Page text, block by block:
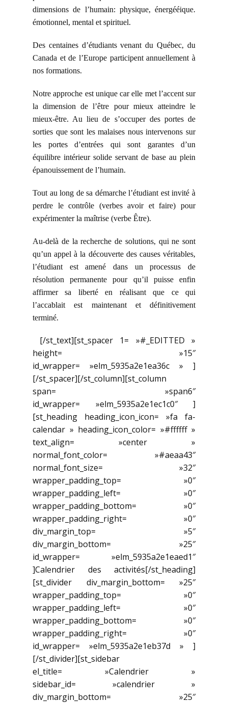
dimensions de l’humain: physique, énergééique.
émotionnel, mental et spirituel.
Des centaines d’étudiants venant du Québec, du
Canada et de l’Europe participent annuellement à
nos formations.
Notre approche est unique car elle met l’accent sur
la dimension de l’être pour mieux atteindre le
mieux-être. Au lieu de s’occuper des portes de
sorties que sont les malaises nous intervenons sur
les portes d’entrées qui sont garantes d’un
équilibre intérieur solide servant de base au plein
épanouissement de l’humain.
Tout au long de sa démarche l’étudiant est invité à
perdre le contrôle (verbes avoir et faire) pour
expérimenter la maîtrise (verbe Être).
Au-delà de la recherche de solutions, qui ne sont
qu’un appel à la découverte des causes véritables,
l’étudiant est amené dans un processus de
résolution permanente pour qu’il puisse enfin
affirmer sa liberté en réalisant que ce qui
l’accablait est maintenant et définitivement
terminé.
[/st_text][st_spacer 1= »#_EDITTED »
height= »15″
id_wrapper= »elm_5935a2e1ea36c » ]
[/st_spacer][/st_column][st_column
span= »span6″
id_wrapper= »elm_5935a2e1ec1c0″ ]
[st_heading heading_icon_icon= »fa fa-
calendar » heading_icon_color= »#ffffff »
text_align= »center »
normal_font_color= »#aeaa43″
normal_font_size= »32″
wrapper_padding_top= »0″
wrapper_padding_left= »0″
wrapper_padding_bottom= »0″
wrapper_padding_right= »0″
div_margin_top= »5″
div_margin_bottom= »25″
id_wrapper= »elm_5935a2e1eaed1″
]Calendrier des activités[/st_heading]
[st_divider div_margin_bottom= »25″
wrapper_padding_top= »0″
wrapper_padding_left= »0″
wrapper_padding_bottom= »0″
wrapper_padding_right= »0″
id_wrapper= »elm_5935a2e1eb37d » ]
[/st_divider][st_sidebar
el_title= »Calendrier »
sidebar_id= »calendrier »
div_margin_bottom= »25″